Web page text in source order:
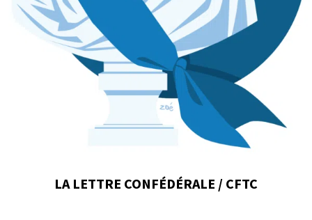
LA LETTRE CONFÉDÉRALE / CFTC